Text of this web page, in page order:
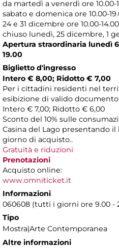
da martedì a venerdì ore 10.00-
sabato e domenica ore 10.00-
24 e 31 dicembre ore 10.00-
chiuso lunedì, 25 dicembre, 1
Apertura straordinaria lunedì
19.00
Biglietto d'ingresso
Intero € 8,00; Ridotto € 7,00
Per i cittadini residenti nel
esibizione di valido
Intero € 7,00; Ridotto € 6,00
Sconto del 10% sulle
Casina del Lago presentando
giorno di acquisto..
Gratuità e riduzioni
Prenotazioni
Acquisto online:
www.omniticket.it
Informazioni
060608 (tutti i giorni ore 9.00 -
Tipo
Mostra|Arte Contemporanea
Altre informazioni